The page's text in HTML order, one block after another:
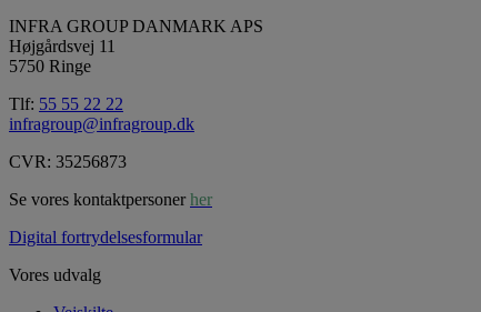
INFRA GROUP DANMARK APS
Højgårdsvej 11
5750 Ringe
Tlf: 55 55 22 22
infragroup@infragroup.dk
CVR: 35256873
Se vores kontaktpersonerher
Digital fortrydelsesformular
Vores udvalg